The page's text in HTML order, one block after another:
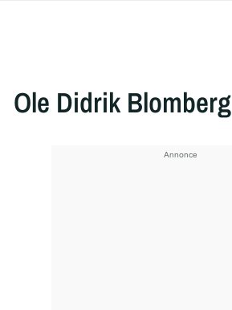
Ole Didrik Blomberg